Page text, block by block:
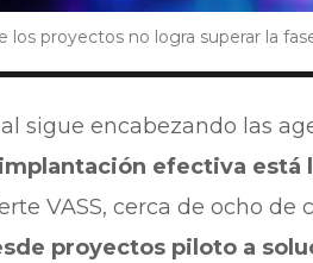
los proyectos no logra superar la
sigue encabezando las
efectiva está
VASS, cerca de ocho de
proyectos piloto a